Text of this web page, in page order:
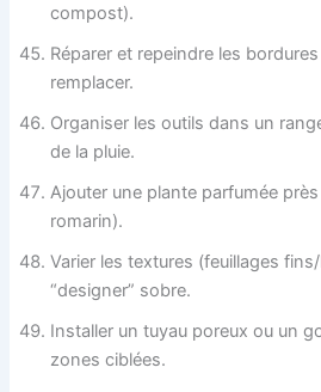
compost).
Réparer et repeindre les
remplacer.
Organiser les outils dans un
de la pluie.
Ajouter une plante parfumée
romarin).
Varier les textures (feuillages
“designer” sobre.
Installer un tuyau poreux ou un
zones ciblées.